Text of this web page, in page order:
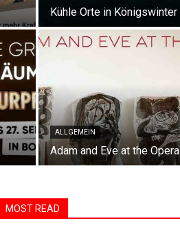
Kühle Orte in Königswinter
ALLGEMEIN
Adam and Eve at the Opera
MOST READ